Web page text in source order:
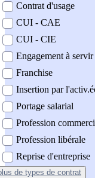
Contrat d'usage
CUI - CAE
CUI - CIE
Engagement à
Franchise
Insertion par
Portage salarial
Profession
Profession libérale
Reprise d'entreprise
de types de contrat